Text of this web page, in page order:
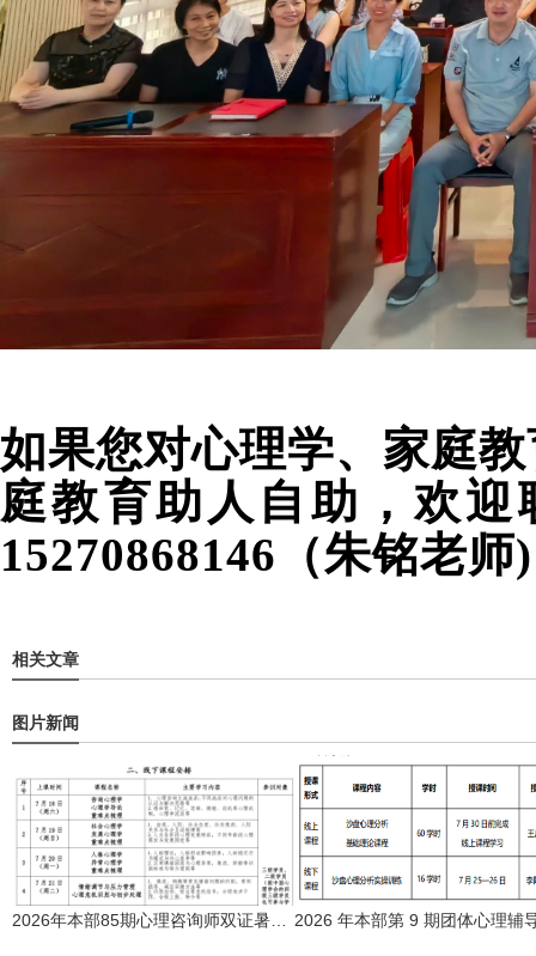
如果您对心理学、家庭
庭教育助人自助，欢迎
15270868146（朱铭老
相关文章
图片新闻